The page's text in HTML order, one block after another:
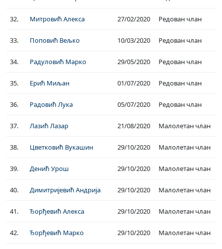
32. Митровић Алекса 27/02/2020 Редован члан
33. Поповић Вељко 10/03/2020 Редован члан
34. Радуловић Марко 29/05/2020 Редован члан
35. Ерић Миљан 01/07/2020 Редован члан
36. Радовић Лука 05/07/2020 Редован члан
37. Лазић Лазар 21/08/2020 Малолетан члан
38. Цветковић Вукашин 29/10/2020 Малолетан члан
39. Денић Урош 29/10/2020 Малолетан члан
40. Димитријевић Андрија 29/10/2020 Малолетан члан
41. Ђорђевић Алекса 29/10/2020 Малолетан члан
42. Ђорђевић Марко 29/10/2020 Малолетан члан